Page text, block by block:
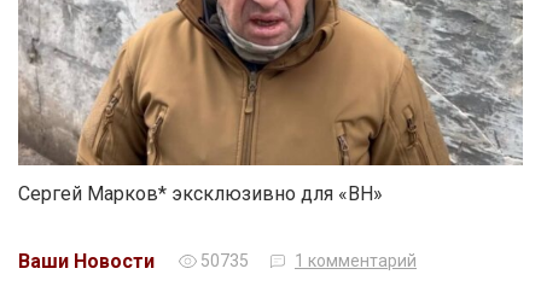
Сергей Марков* эксклюзивно для «ВН»
Ваши Новости 50735 1 комментарий